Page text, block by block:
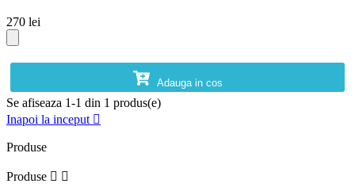
270 lei
Adauga in cos
Se afiseaza 1-1 din 1 produs(e)
Inapoi la inceput 
Produse
Produse  